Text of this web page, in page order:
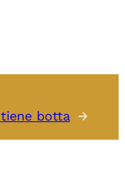
botta →